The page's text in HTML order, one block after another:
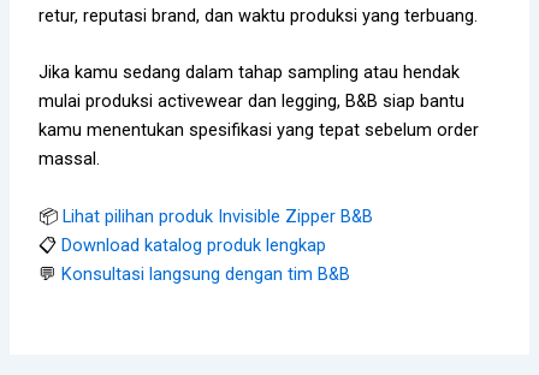
retur, reputasi brand, dan waktu produksi yang terbuang.
Jika kamu sedang dalam tahap sampling atau hendak
mulai produksi activewear dan legging, B&B siap bantu
kamu menentukan spesifikasi yang tepat sebelum order
massal.
📦Lihat pilihan produk Invisible Zipper B&B
📋Download katalog produk lengkap
💬Konsultasi langsung dengan tim B&B